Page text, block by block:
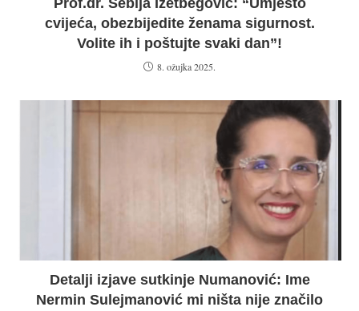
cvijeća, obezbijedite ženama sigurnost.
Volite ih i poštujte svaki dan”!
8. ožujka 2025.
Detalji izjave sutkinje Numanović: Ime
Nermin Sulejmanović mi ništa nije značilo